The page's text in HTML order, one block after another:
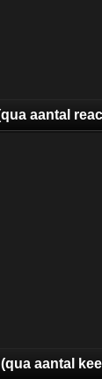
aantal
aantal